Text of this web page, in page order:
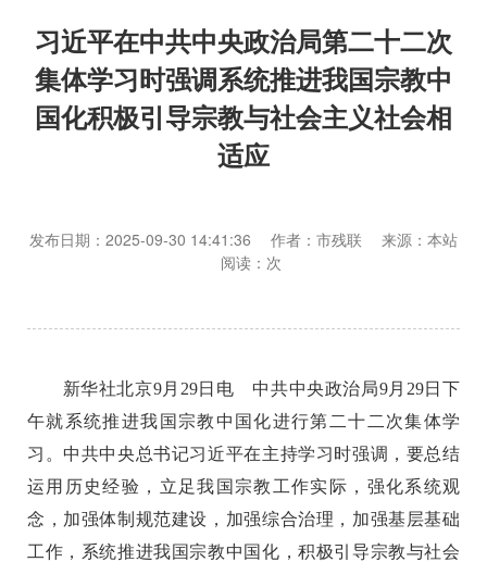
习近平在中共中央政治局第二十二次
集体学习时强调系统推进我国宗教中
国化积极引导宗教与社会主义社会相
适应
发布日期：2025-09-30 14:41:36 作者：市残联 来源：本站
阅读： 次
新华社北京9月29日电 中共中央政治局9月29日下
午就系统推进我国宗教中国化进行第二十二次集体学
习。中共中央总书记习近平在主持学习时强调，要总结
运用历史经验，立足我国宗教工作实际，强化系统观
念，加强体制规范建设，加强综合治理，加强基层基础
工作，系统推进我国宗教中国化，积极引导宗教与社会